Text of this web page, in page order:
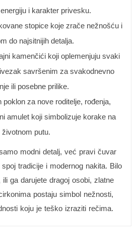
i karakter privesku.
stopice koje zrače nežnošću i
do najsitnijih detalja.
kamenčići koji oplemenjuju svaki
savršenim za svakodnevno
ili posebne prilike.
poklon za nove roditelje, rođenja,
amulet koji simbolizuje korake na
životnom putu.
modni detalj, već pravi čuvar
tradicije i modernog nakita. Bilo
ga darujete dragoj osobi, zlatne
postaju simbol nežnosti,
koju je teško izraziti rečima.